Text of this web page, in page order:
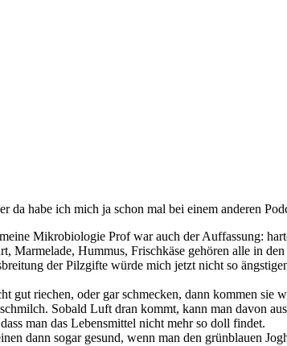
habe ich mich ja schon mal bei einem anderen
Mikrobiologie Prof war auch der Auffassung:
Marmelade, Hummus, Frischkäse gehören alle in
der Pilzgifte würde mich jetzt nicht so
gut riechen, oder gar schmecken, dann kommen
Sobald Luft dran kommt, kann man davon
man das Lebensmittel nicht mehr so doll findet.
dann sogar gesund, wenn man den grünblauen